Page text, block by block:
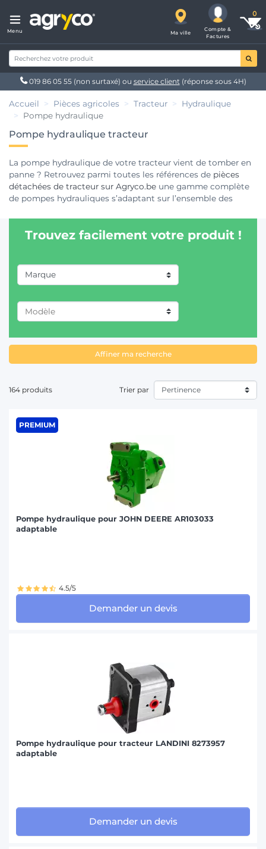
Menu Ma ville
Compte &
Factures
019 86 05 55 (non surtaxé) ou service client(réponse sous 4H)
Accueil Pièces agricoles Tracteur
Hydraulique
Pompe hydraulique
Pompe hydraulique tracteur
La pompe hydraulique de votre tracteur vient de tomber en
panne ? Retrouvez parmi toutes les références de pièces
détachées de tracteur sur Agryco.be une gamme complète
de pompes hydrauliques s’adaptant sur l’ensemble des
Massey Ferguson, Fendt, Case IH, New Holland, Claas …
Trouvez facilement votre produit !
Marque
ANTONIO CARRARO (1)
DEUTZ-FAHR (29)
FIAT/SOMECA (16)
HURLIMANN (9)
LANDINI (7)
LINDNER (3)
NEW HOLLAND (15)
VALMET-VALTRA (4)
Affiner ma recherche
164 produits Trier par
PREMIUM
Pompe hydraulique pour JOHN DEERE AR103033
adaptable
4.5/5
Demander un devis
Pompe hydraulique pour tracteur LANDINI 8273957
adaptable
Demander un devis